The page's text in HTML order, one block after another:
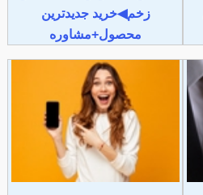
زخم◀خرید جدیدترین
محصول+مشاوره